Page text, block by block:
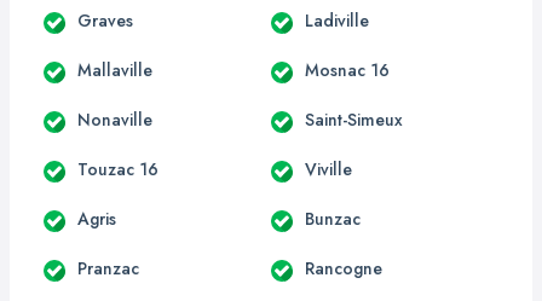
Graves Ladiville
Mallaville Mosnac 16
Nonaville Saint-Simeux
Touzac 16 Viville
Agris Bunzac
Pranzac Rancogne